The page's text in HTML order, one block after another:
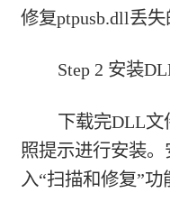
修复ptpusb.dll丢失
Step 2 安装
下载完DLL文
照提示进行安装
入“扫描和修复”功